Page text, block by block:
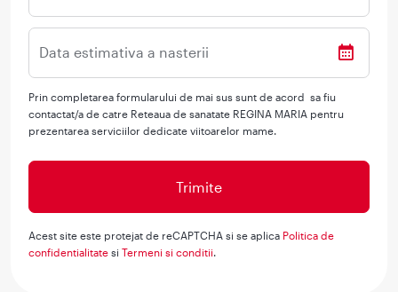
Data estimativa a nasterii
Prin completarea formularului de mai sus sunt de acord sa fiu
contactat/a de catre Reteaua de sanatate REGINA MARIA pentru
prezentarea serviciilor dedicate viitoarelor mame.
Acest site este protejat de reCAPTCHA si se aplica Politica de
confidentialitate si Termeni si conditii